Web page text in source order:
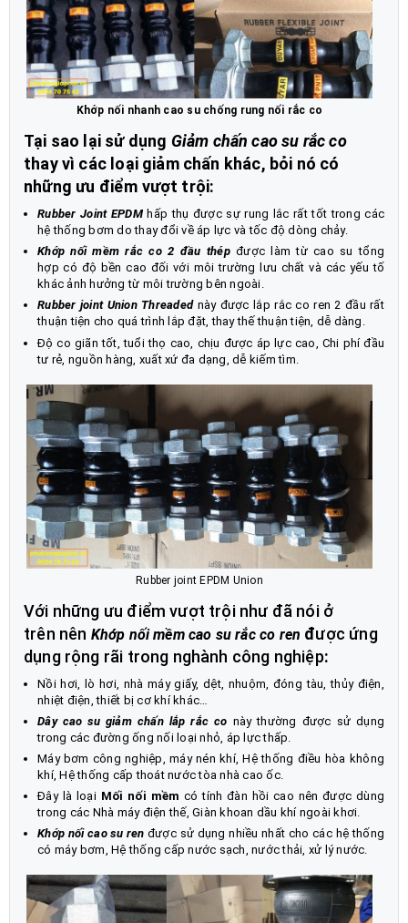
Khớp nối nhanh cao su chống rung nối rắc co
Tại sao lại sử dụng Giảm chấn cao su rắc co
thay vì các loại giảm chấn khác, bỏi nó có
những ưu điểm vượt trội:
Rubber Joint EPDMhấp thụ được sự rung lắc rất tốt trong các
hệ thống bơm do thay đổi về áp lực và tốc độ dòng chảy.
Khớp nối mềm rắc co 2 đầu thépđược làm từ cao su tổng
hợp có độ bền cao đối với môi trường lưu chất và các yếu tố
khác ảnh hưởng từ môi trường bên ngoài.
Rubber joint Union Threadednày được lắp rắc co ren 2 đầu rất
thuận tiện cho quá trình lắp đặt, thay thế thuận tiện, dễ dàng.
Độ co giãn tốt, tuổi thọ cao, chịu được áp lực cao, Chi phí đầu
tư rẻ, nguồn hàng, xuất xứ đa dạng, dễ kiếm tìm.
Rubber joint EPDM Union
Với những ưu điểm vượt trội như đã nói ở
trên nên Khớp nối mềm cao su rắc co ren được ứng
dụng rộng rãi trong nghành công nghiệp:
Nồi hơi, lò hơi, nhà máy giấy, dệt, nhuộm, đóng tàu, thủy điện,
nhiệt điện, thiết bị cơ khí khác…
Dây cao su giảm chấn lắp rắc co này thường được sử dụng
trong các đường ống nối loại nhỏ, áp lực thấp.
Máy bơm công nghiệp, máy nén khí, Hệ thống điều hòa không
khí, Hệ thống cấp thoát nước tòa nhà cao ốc.
Đây là loại Mối nối mềm có tính đàn hồi cao nên được dùng
trong các Nhà máy điện thế, Giàn khoan dầu khí ngoài khơi.
Khớp nối cao su ren được sử dụng nhiều nhất cho các hệ thống
có máy bơm, Hệ thống cấp nước sạch, nước thải, xử lý nước.